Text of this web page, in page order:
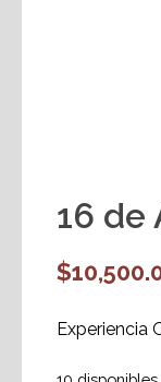
16 de
$
Experiencia